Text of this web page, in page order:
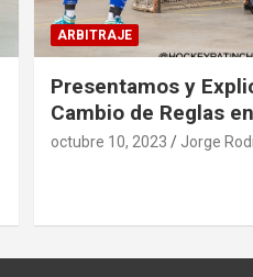
ARBITRAJE
Presentamos y
Cambio de Reglas
octubre 10, 2023 Jorge